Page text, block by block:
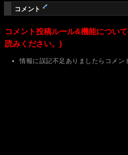
コメント
コメント投稿ルール&機能につい
読みください。)
情報に誤記不足ありましたらコメン